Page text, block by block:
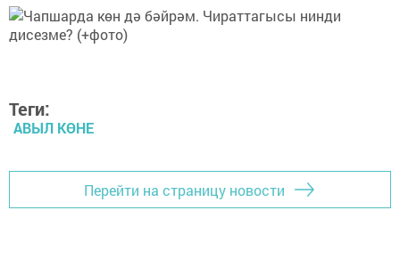
Теги:
АВЫЛ КӨНЕ
Перейти на страницу новости